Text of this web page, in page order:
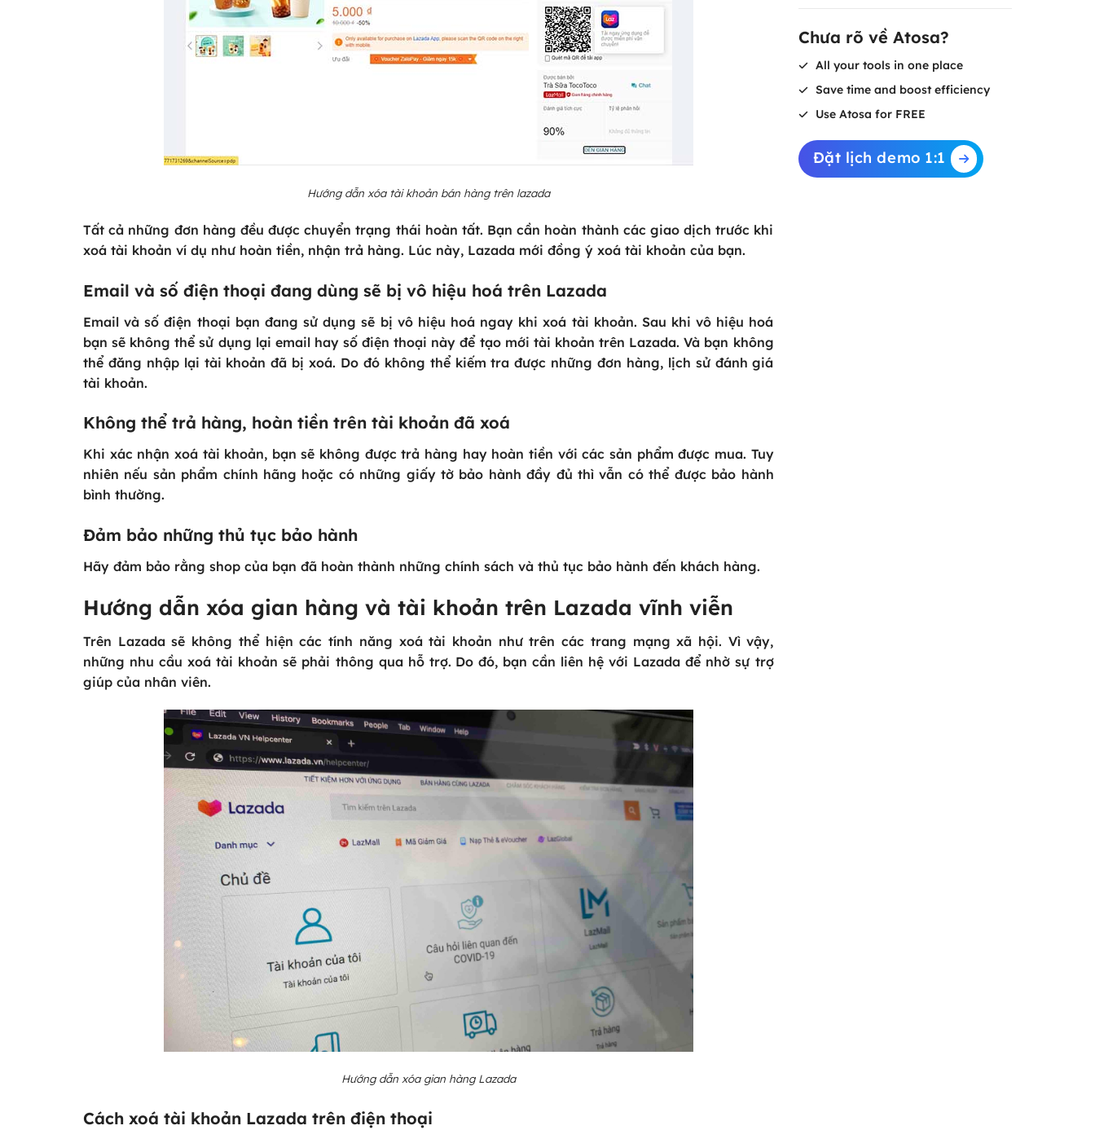
Hướng dẫn xóa tài khoản bán hàng trên lazada
Tất cả những đơn hàng đều được chuyển trạng thái hoàn tất. Bạn cần hoàn thành các giao dịch trước khi
xoá tài khoản ví dụ như hoàn tiền, nhận trả hàng. Lúc này, Lazada mới đồng ý xoá tài khoản của bạn.
Email và số điện thoại đang dùng sẽ bị vô hiệu hoá trên Lazada
Email và số điện thoại bạn đang sử dụng sẽ bị vô hiệu hoá ngay khi xoá tài khoản. Sau khi vô hiệu hoá
bạn sẽ không thể sử dụng lại email hay số điện thoại này để tạo mới tài khoản trên Lazada. Và bạn không
thể đăng nhập lại tài khoản đã bị xoá. Do đó không thể kiếm tra được những đơn hàng, lịch sử đánh giá
tài khoản.
Không thể trả hàng, hoàn tiền trên tài khoản đã xoá
Khi xác nhận xoá tài khoản, bạn sẽ không được trả hàng hay hoàn tiền với các sản phẩm được mua. Tuy
nhiên nếu sản phẩm chính hãng hoặc có những giấy tờ bảo hành đầy đủ thì vẫn có thể được bảo hành
bình thường.
Đảm bảo những thủ tục bảo hành
Hãy đảm bảo rằng shop của bạn đã hoàn thành những chính sách và thủ tục bảo hành đến khách hàng.
Hướng dẫn xóa gian hàng và tài khoản trên Lazada vĩnh viễn
Trên Lazada sẽ không thể hiện các tính năng xoá tài khoản như trên các trang mạng xã hội. Vì vậy,
những nhu cầu xoá tài khoản sẽ phải thông qua hỗ trợ. Do đó, bạn cần liên hệ với Lazada để nhờ sự trợ
giúp của nhân viên.
Hướng dẫn xóa gian hàng Lazada
Cách xoá tài khoản Lazada trên điện thoại
Chưa rõ về Atosa?
All your tools in one place
Save time and boost efficiency
Use Atosa for FREE
Đặt lịch demo 1:1